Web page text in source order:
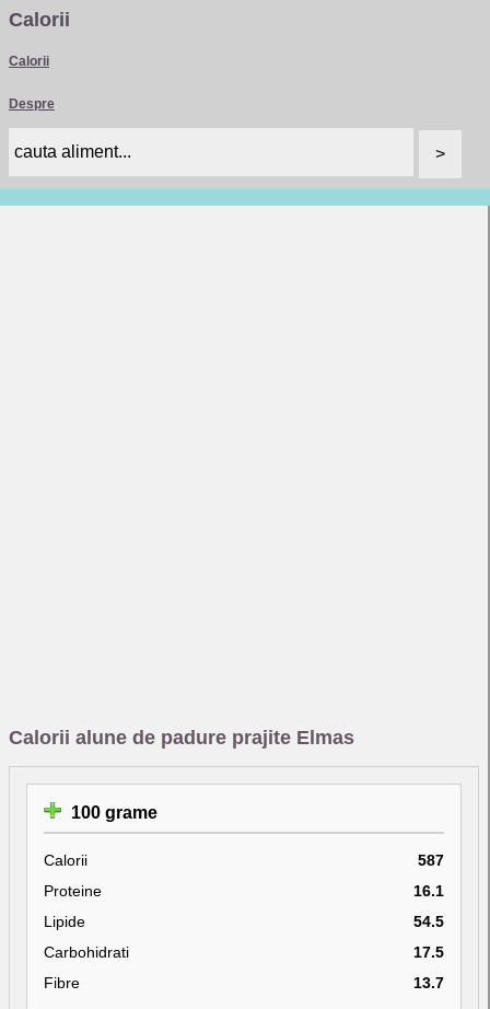
Calorii
Calorii
Despre
Calorii alune de padure prajite Elmas
100 grame
Calorii
587
Proteine
16.1
Lipide
54.5
Carbohidrati
17.5
Fibre
13.7